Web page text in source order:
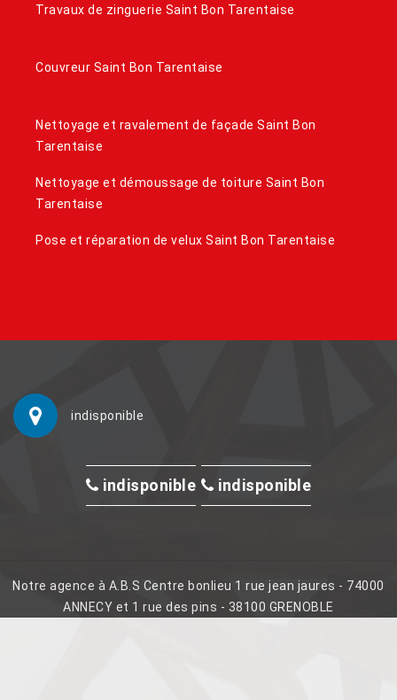
Travaux de zinguerie Saint Bon Tarentaise
Couvreur Saint Bon Tarentaise
Nettoyage et ravalement de façade Saint Bon
Tarentaise
Nettoyage et démoussage de toiture Saint Bon
Tarentaise
Pose et réparation de velux Saint Bon Tarentaise
indisponible
indisponible indisponible
Notre agence à A.B.S Centre bonlieu 1 rue jean jaures - 74000
ANNECY et 1 rue des pins - 38100 GRENOBLE